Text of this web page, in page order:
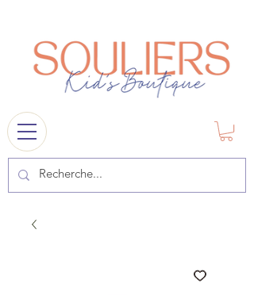
souliers 1841@gmail.com